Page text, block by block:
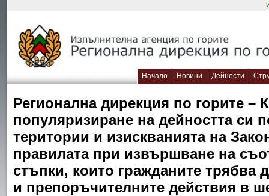
Начало Новини Дейности
Регионална дирекция по горите
популяризиране на дейността си
територии и изискванията на
правилата при извършване на
стъпки, които гражданите трябва
и препоръчителните действия в